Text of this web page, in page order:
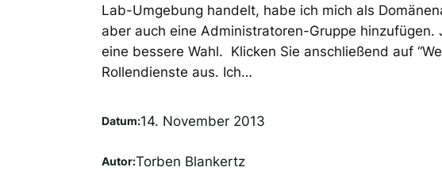
Lab-Umgebung handelt, habe ich mich als
aber auch eine Administratoren-Gruppe
eine bessere Wahl. Klicken Sie anschließend auf
Rollendienste aus. Ich…
Datum:14. November 2013
Autor:Torben Blankertz